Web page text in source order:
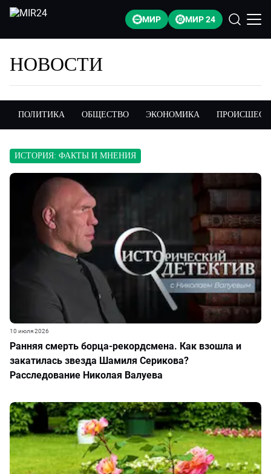
МИР МИР 24
НОВОСТИ
ПОЛИТИКА ОБЩЕСТВО ЭКОНОМИКА
ИСТОРИЯ: ФАКТЫ И МНЕНИЯ
Ранняя смерть борца-рекордсмена. Как взошла и
закатилась звезда Шамиля Серикова?
Расследование Николая Валуева
10 июля 2026